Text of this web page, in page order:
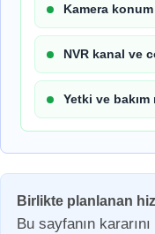
Kamera
NVR kanal ve
Yetki ve bakım
Birlikte planlanan
Bu sayfanın